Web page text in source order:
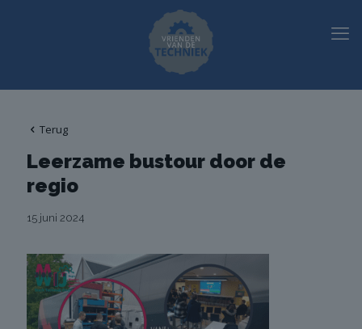
Terug
Leerzame bustour door de
regio
15 juni 2024